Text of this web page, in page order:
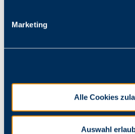
Marketing
Alle Cookies
Auswahl